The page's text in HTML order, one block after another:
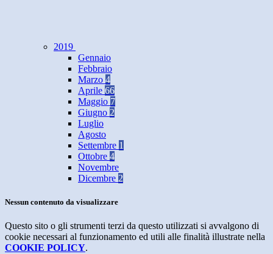
2019
Gennaio
Febbraio
Marzo 4
Aprile 66
Maggio 7
Giugno 2
Luglio
Agosto
Settembre 1
Ottobre 4
Novembre
Dicembre 2
Nessun contenuto da visualizzare
Questo sito o gli strumenti terzi da questo utilizzati si avvalgono di
cookie necessari al funzionamento ed utili alle finalità illustrate nella
COOKIE POLICY.